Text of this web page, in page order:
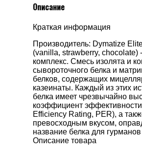
Описание
Краткая информация
Производитель: Dymatize
(vanilla, strawberry, chocolate)
комплекс. Смесь изолята и
сывороточного белка и
белков, содержащих
казеинаты. Каждый из этих
белка имеет чрезвычайно
коэффициент
Efficiency Rating, PER), а
превосходным вкусом,
название белка для гурманов
Описание товара